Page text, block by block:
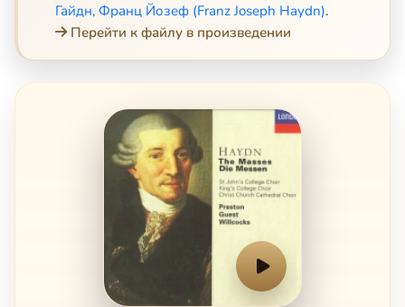
Гайдн, Франц Йозеф (Franz Joseph Haydn).
Перейти к файлу в произведении